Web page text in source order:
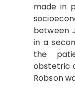
made in
between
in a
the
obstetric
Robson